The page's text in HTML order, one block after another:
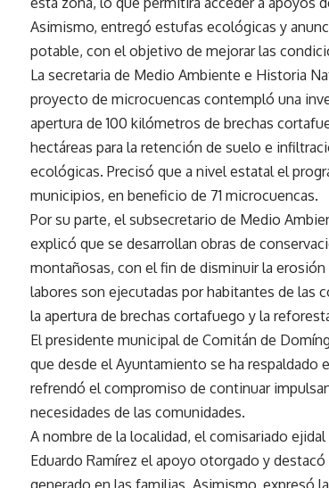
Asimismo, entregó estufas ecológicas y
potable, con el objetivo de mejorar las
La secretaria de Medio Ambiente e Historia
proyecto de microcuencas contempló una
apertura de 100 kilómetros de brechas
hectáreas para la retención de suelo e
ecológicas. Precisó que a nivel estatal el
municipios, en beneficio de 71 microcuencas.
Por su parte, el subsecretario de Medio
explicó que se desarrollan obras de
montañosas, con el fin de disminuir la
labores son ejecutadas por habitantes de las
la apertura de brechas cortafuego y la
El presidente municipal de Comitán de
que desde el Ayuntamiento se ha
refrendó el compromiso de continuar
necesidades de las comunidades.
A nombre de la localidad, el comisariado
Eduardo Ramírez el apoyo otorgado y
generado en las familias. Asimismo, expresó